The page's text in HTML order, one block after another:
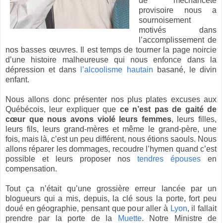
provisoire nous a
sournoisement
motivés dans
l’accomplissement de
nos basses œuvres. Il est temps de tourner la page noircie
d’une histoire malheureuse qui nous enfonce dans la
dépression et dans
l’alcoolisme hautain basané, le divin
enfant.
Nous allons donc présenter nos plus plates excuses aux
Québécois, leur expliquer que ce n’est pas de gaité de
cœur que nous avons violé leurs femmes, leurs filles,
leurs fils, leurs grand-mères et même le grand-père, une
fois, mais là, c’est un peu différent, nous étions saouls. Nous
allons réparer les dommages, recoudre l’hymen quand c’est
possible et leurs proposer nostendres épouses en
compensation.
Tout ça n’était qu’une grossière erreur lancée par un
blogueurs qui a mis, depuis, la clé sous la porte, fort peu
doué en géographie, pensant que pour aller à Lyon, il fallait
prendre par la porte de la
Muette. Notre Ministre de